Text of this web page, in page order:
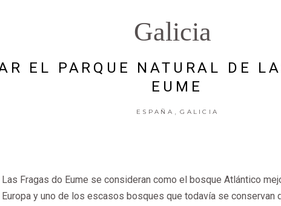
Galicia
EL PARQUE NATURAL DE
EUME
ESPAÑA GALICIA
Las Fragas do Eume se consideran como el bosque Atlántico
Europa y uno de los escasos bosques que todavía se conservan